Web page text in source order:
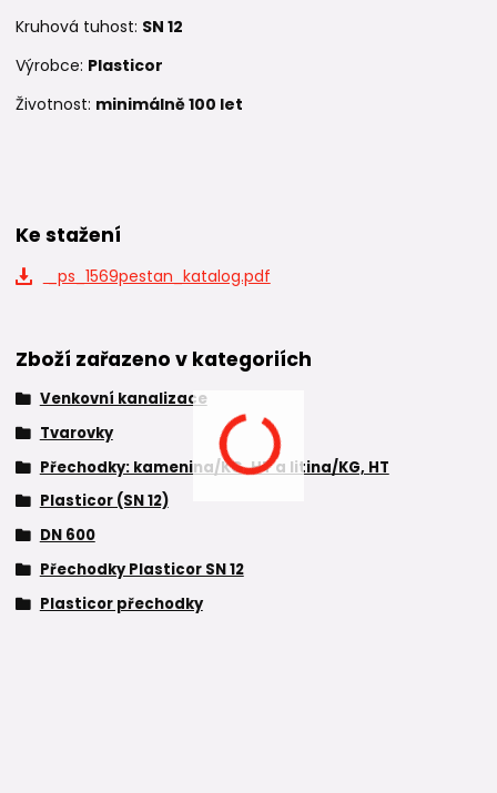
Kruhová tuhost: SN 12
Výrobce: Plasticor
Životnost: minimálně 100 let
Ke stažení
_ps_1569pestan_katalog.pdf
Zboží zařazeno v kategoriích
Venkovní kanalizace
Tvarovky
Přechodky: kamenina/KG, HT a litina/KG, HT
Plasticor (SN 12)
DN 600
Přechodky Plasticor SN 12
Plasticor přechodky